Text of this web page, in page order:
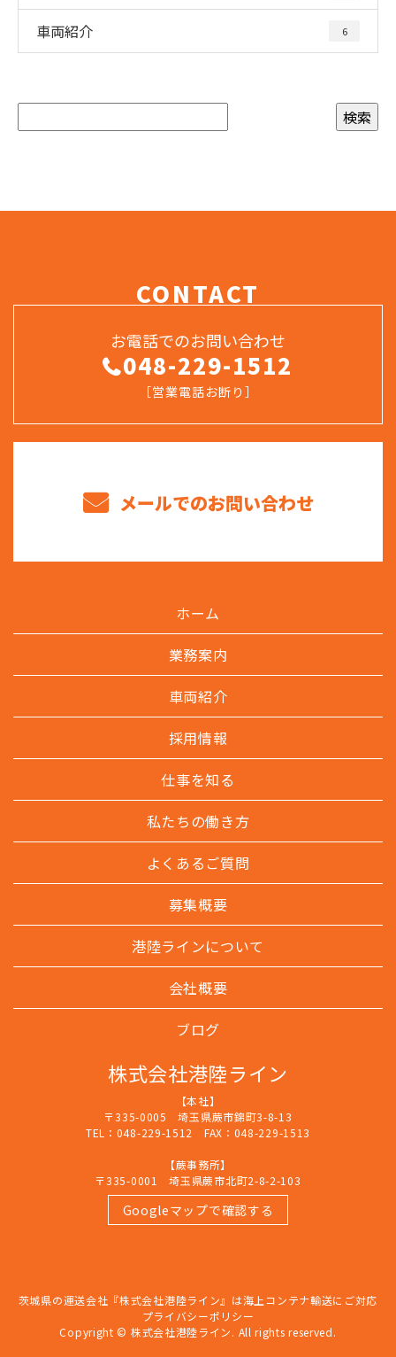
車両紹介 6
CONTACT
お電話でのお問い合わせ
048-229-1512
［営業電話お断り］
メールでのお問い合わせ
ホーム
業務案内
車両紹介
採用情報
仕事を知る
私たちの働き方
よくあるご質問
募集概要
港陸ラインについて
会社概要
ブログ
株式会社港陸ライン
【本社】
〒335-0005 埼玉県蕨市錦町3-8-13
TEL：048-229-1512 FAX：048-229-1513
【蕨事務所】
〒335-0001 埼玉県蕨市北町2-8-2-103
Googleマップで確認する
茨城県の運送会社『株式会社港陸ライン』は海上コンテナ輸送にご対応
プライバシーポリシー
Copyright © 株式会社港陸ライン. All rights reserved.